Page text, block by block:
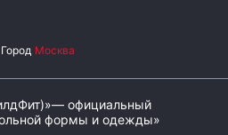
официальный
формы и одежды»